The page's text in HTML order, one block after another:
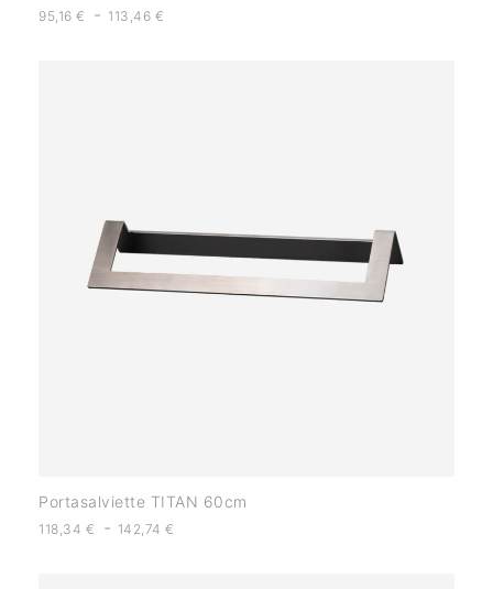
95,16 € - 113,46 €
Portasalviette TITAN 60cm
118,34 € - 142,74€